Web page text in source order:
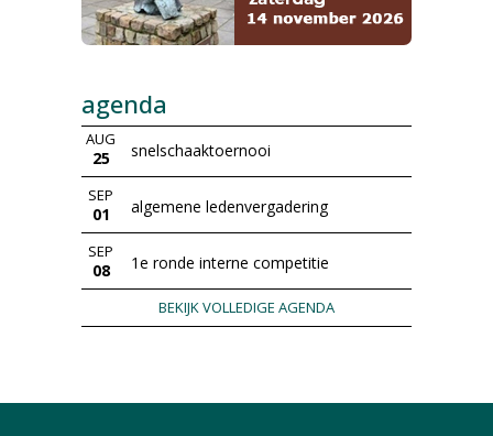
agenda
AUG
25 snelschaaktoernooi
SEP
01 algemene ledenvergadering
SEP
08 1e ronde interne competitie
BEKIJK VOLLEDIGE AGENDA